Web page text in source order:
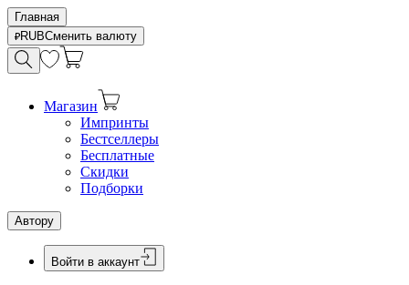
Главная
RUBСменить валюту
Магазин
Импринты
Бестселлеры
Бесплатные
Скидки
Подборки
Автору
Войти в аккаунт